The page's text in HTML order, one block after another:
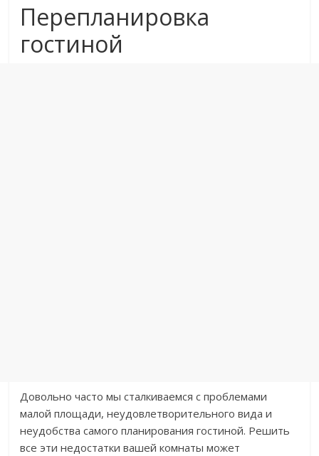
Перепланировка
гостиной
Довольно часто мы сталкиваемся с проблемами
малой площади, неудовлетворительного вида и
неудобства самого планирования гостиной. Решить
все эти недостатки вашей комнаты может